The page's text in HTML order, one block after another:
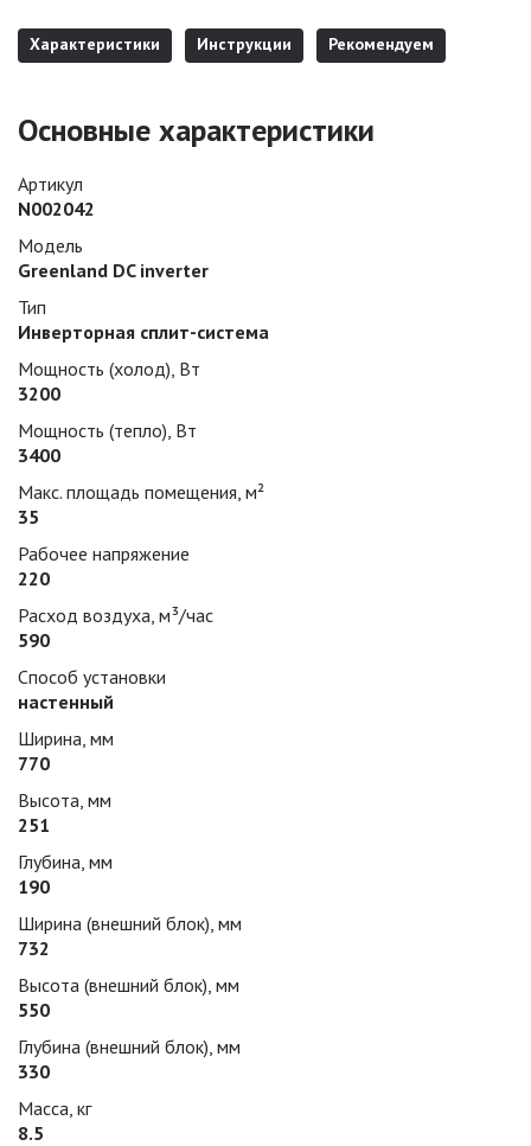
Характеристики Инструкции Рекомендуем
Основные характеристики
Артикул
N002042
Модель
Greenland DC inverter
Тип
Инверторная сплит-система
Мощность (холод), Вт
3200
Мощность (тепло), Вт
3400
Макс. площадь помещения, м²
35
Рабочее напряжение
220
Расход воздуха, м³/час
590
Способ установки
настенный
Ширина, мм
770
Высота, мм
251
Глубина, мм
190
Ширина (внешний блок), мм
732
Высота (внешний блок), мм
550
Глубина (внешний блок), мм
330
Масса, кг
8.5